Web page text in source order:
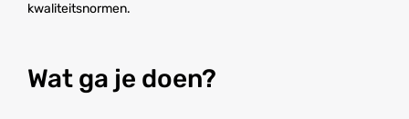
kwaliteitsnormen.
Wat ga je doen?